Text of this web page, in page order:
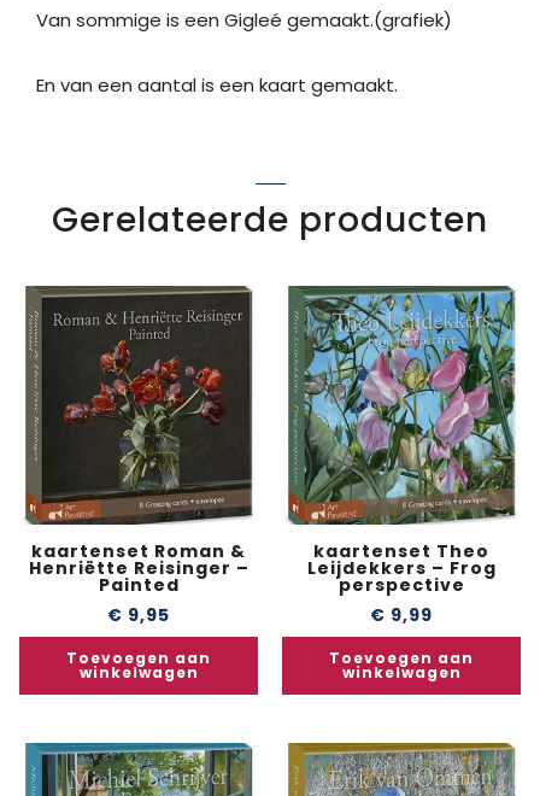
Van sommige is een Gigleé gemaakt.(grafiek)
En van een aantal is een kaart gemaakt.
Gerelateerde producten
kaartenset Roman &
Henriëtte Reisinger –
Painted
€ 9,95
Toevoegen aan
winkelwagen
kaartenset Theo
Leijdekkers – Frog
perspective
€ 9,99
Toevoegen aan
winkelwagen